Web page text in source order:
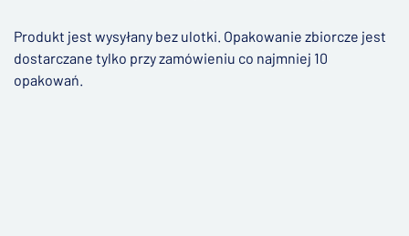
Produkt jest wysyłany bez ulotki. Opakowanie zbiorcze jest
dostarczane tylko przy zamówieniu co najmniej 10
opakowań.